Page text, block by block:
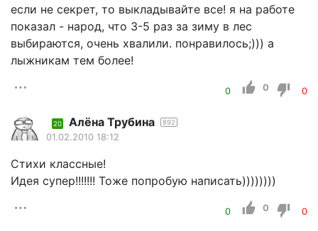
если не секрет, то выкладывайте все! я на работе
показал - народ, что 3-5 раз за зиму в лес
выбираются, очень хвалили. понравилось;))) а
лыжникам тем более!
0 0 0
20 Алёна Трубина 892
01.02.2010 18:12
Стихи классные!
Идея супер!!!!!!! Тоже попробую написать))))))))
0 0 0